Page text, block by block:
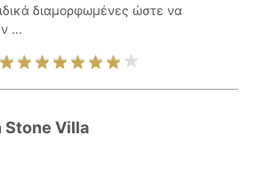
διαμορφωμένες ώστε να
...
Stone Villa